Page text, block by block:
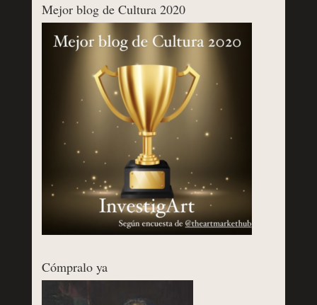
Mejor blog de Cultura 2020
Cómpralo ya